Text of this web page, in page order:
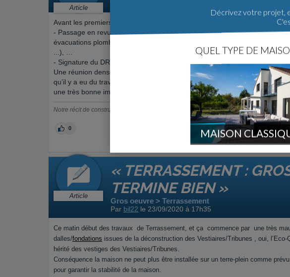
Article
Avant les premiers coups de tracto, un réunion de démarrage ce jour (7
- Passage en revue des plans , choix coloris de l’enduit, choix coloris des
évacuations plomberie , positionnement des commandes de volets
...), …
- Signature du DROC pour démarrage des travaux bientôt !
Une réunion dense mais optimisée , l’économiste attentif à nos
qu’il y a eu du travail de préparation en amont, c’est notre premier
une très bonne impression .
Notre récit de construction : https://bil22.forumconstruire.com
0
Article
« TERRASSEMENT :
TERMINE BIEN »
Gros oeuvre > Terrassement
Par bil22 le 23/09/2020 à 17h35
Ce matin début des travaux de Terrassement, et ça commence par une très
dalles/fondations issues de la déconstruction des Vestiaires/Tribunes , oui,
hérité des vestiges des Vestiaires/Tribunes.
Conséquence la maison ne peut plus être installée sur un terre-plein comme
pour garantir la stabilité de la maison.
Décrivez votre projet,
QUEL TYPE DE
MAISON